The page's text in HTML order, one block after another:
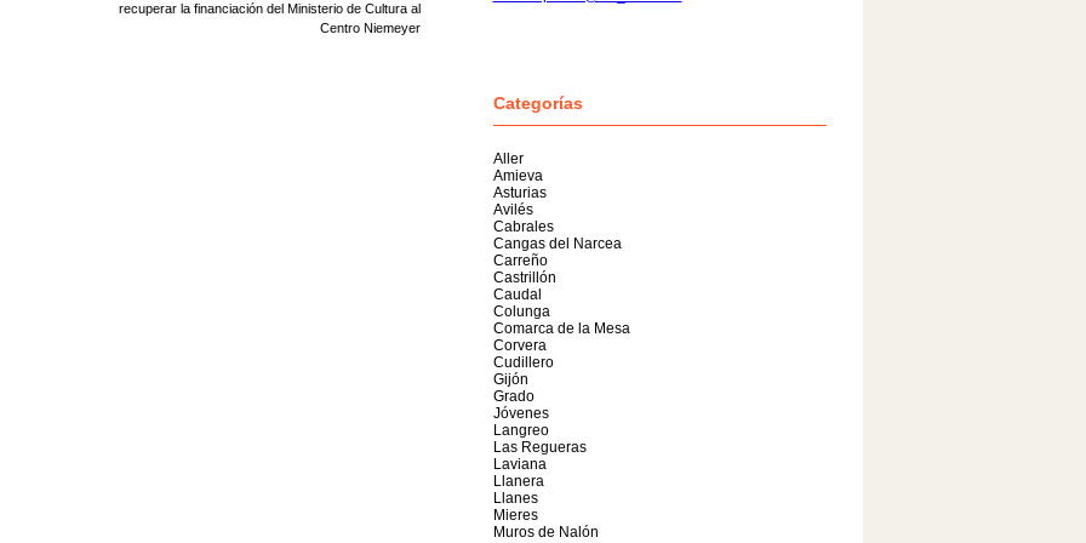
recuperar la financiación del Ministerio de Cultura al
Centro Niemeyer
Categorías
Aller
Amieva
Asturias
Avilés
Cabrales
Cangas del Narcea
Carreño
Castrillón
Caudal
Colunga
Comarca de la Mesa
Corvera
Cudillero
Gijón
Grado
Jóvenes
Langreo
Las Regueras
Laviana
Llanera
Llanes
Mieres
Muros de Nalón